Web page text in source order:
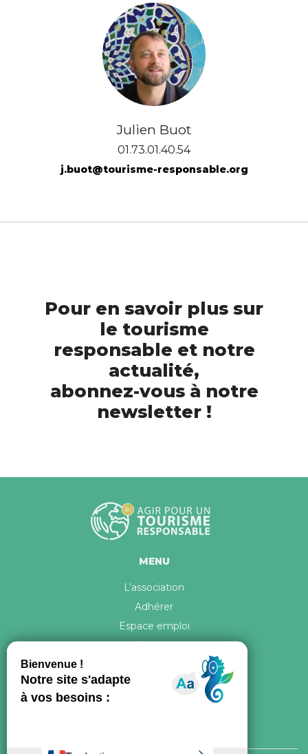
Julien Buot
01.73.01.40.54
j.buot@tourisme-responsable.org
Pour en savoir plus sur
le tourisme
responsable et notre
actualité,
abonnez-vous à notre
newsletter !
MENU
L’association
Adhérer
Espace emploi
Contact